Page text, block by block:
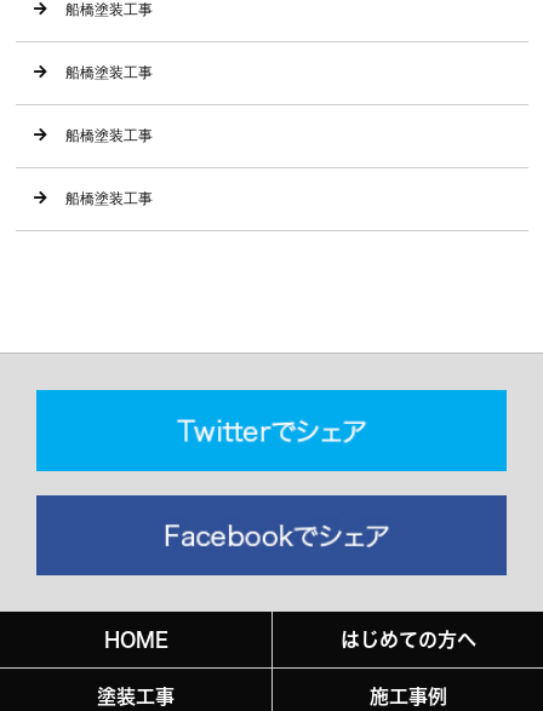
船橋塗装工事
船橋塗装工事
船橋塗装工事
船橋塗装工事
HOME はじめての方へ
塗装工事 施工事例